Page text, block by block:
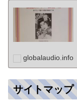
globalaudio.info
サイトマップ